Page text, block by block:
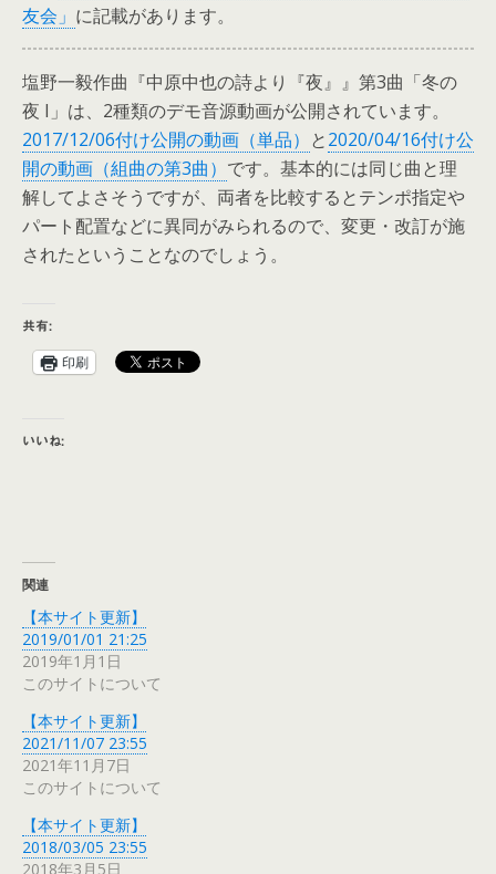
友会」 に記載があります。
塩野一毅作曲『中原中也の詩より『夜』』第3曲「冬の
夜 I」は、2種類のデモ音源動画が公開されています。
2017/12/06付け公開の動画（単品） と2020/04/16付け公
開の動画（組曲の第3曲） です。基本的には同じ曲と理
解してよさそうですが、両者を比較するとテンポ指定や
パート配置などに異同がみられるので、変更・改訂が施
されたということなのでしょう。
共有:
印刷
いいね:
関連
【本サイト更新】
2019/01/01 21:25
2019年1月1日
このサイトについて
【本サイト更新】
2021/11/07 23:55
2021年11月7日
このサイトについて
【本サイト更新】
2018/03/05 23:55
2018年3月5日